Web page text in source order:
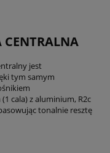
jest
tym samym
cala) z aluminium, R2c
tonalnie resztę